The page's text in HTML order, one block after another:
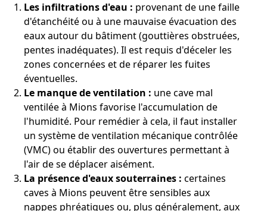
Les infiltrations d'eau : provenant de une faille
d'étanchéité ou à une mauvaise évacuation des
eaux autour du bâtiment (gouttières obstruées,
pentes inadéquates). Il est requis d'déceler les
zones concernées et de réparer les fuites
éventuelles.
Le manque de ventilation : une cave mal
ventilée à Mions favorise l'accumulation de
l'humidité. Pour remédier à cela, il faut installer
un système de ventilation mécanique contrôlée
(VMC) ou établir des ouvertures permettant à
l'air de se déplacer aisément.
La présence d'eaux souterraines : certaines
caves à Mions peuvent être sensibles aux
nappes phréatiques ou, plus généralement, aux